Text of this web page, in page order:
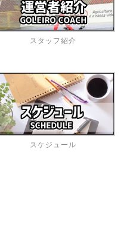
スタッフ紹介
スケジュール